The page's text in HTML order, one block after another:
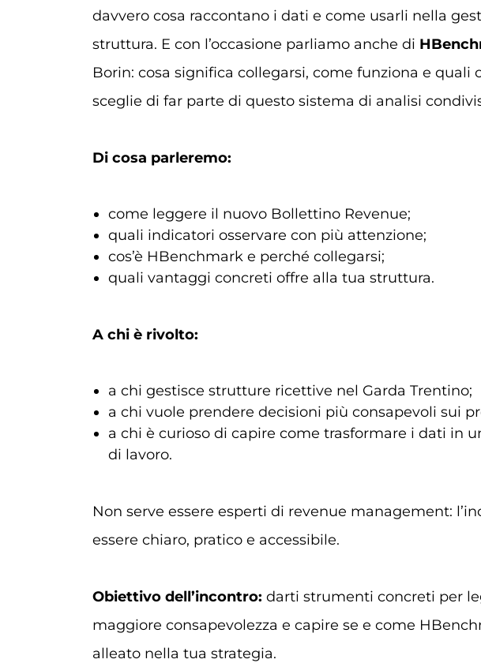
davvero cosa raccontano i dati e come usarli nella
struttura. E con l’occasione parliamo anche di
Borin: cosa significa collegarsi, come funziona e quali
sceglie di far parte di questo sistema di analisi
Di cosa parleremo:
come leggere il nuovo Bollettino Revenue;
quali indicatori osservare con più attenzione;
cos’è HBenchmark e perché collegarsi;
quali vantaggi concreti offre alla tua struttura.
A chi è rivolto:
a chi gestisce strutture ricettive nel Garda Trentino;
a chi vuole prendere decisioni più consapevoli sui
a chi è curioso di capire come trasformare i dati in
di lavoro.
Non serve essere esperti di revenue management:
essere chiaro, pratico e accessibile.
Obiettivo dell’incontro: darti strumenti concreti per
maggiore consapevolezza e capire se e come
alleato nella tua strategia.